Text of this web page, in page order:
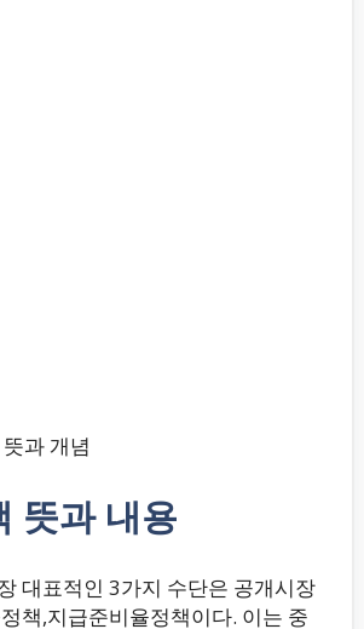
과 개념
뜻과 내용
대표적인 3가지 수단은 공개시장
책,지급준비율정책이다. 이는 중